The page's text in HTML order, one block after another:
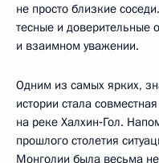
не просто близкие
тесные и доверительные
и взаимном уважении.
Одним из самых ярких,
истории стала
на реке Халхин‑Гол.
прошлого столетия
Монголии была весьма